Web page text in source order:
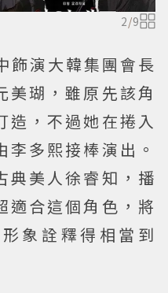
2/9
演大韓集團會長
美瑚，雖原先該角
造，不過她在捲入
多熙接棒演出。
典美人徐睿知，播
適合這個角色，將
象詮釋得相當到